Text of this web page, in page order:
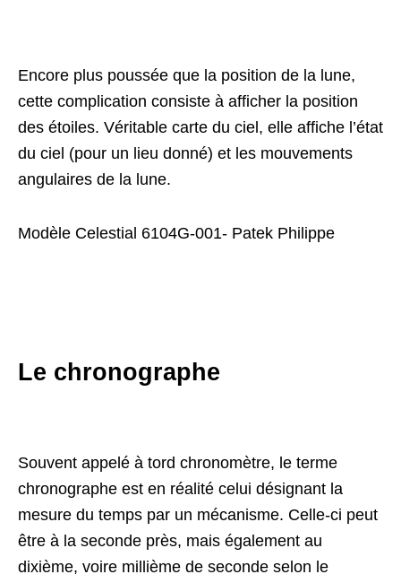
Encore plus poussée que la position de la lune,
cette complication consiste à afficher la position
des étoiles. Véritable carte du ciel, elle affiche l’état
du ciel (pour un lieu donné) et les mouvements
angulaires de la lune.
Modèle Celestial 6104G-001- Patek Philippe
Le chronographe
Souvent appelé à tord chronomètre, le terme
chronographe est en réalité celui désignant la
mesure du temps par un mécanisme. Celle-ci peut
être à la seconde près, mais également au
dixième, voire millième de seconde selon le